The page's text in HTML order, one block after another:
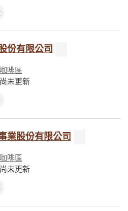
份有限公司
咖啡區
未更新
業股份有限公司
咖啡區
未更新